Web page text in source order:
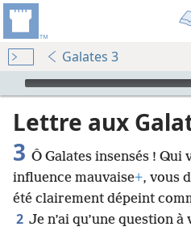
Galates 3
Audio Player
Lettre aux
3 Ô Galates insensés ! Qui
influence mauvaise+, vous
été clairement dépeint
2 Je n’ai qu’une question à